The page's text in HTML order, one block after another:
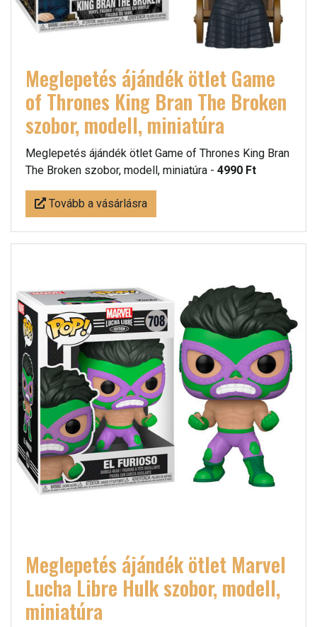
Meglepetés ájándék ötlet Game
of Thrones King Bran The Broken
szobor, modell, miniatúra
Meglepetés ájándék ötlet Game of Thrones King Bran
The Broken szobor, modell, miniatúra - 4990 Ft
Tovább a vásárlásra
Meglepetés ájándék ötlet Marvel
Lucha Libre Hulk szobor, modell,
miniatúra